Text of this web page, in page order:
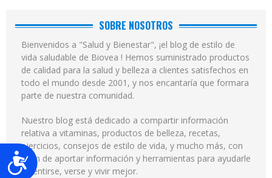
Accesibilidad
SOBRE NOSOTROS
Bienvenidos a "Salud y Bienestar", ¡el blog de estilo de
vida saludable de Biovea ! Hemos suministrado productos
de calidad para la salud y belleza a clientes satisfechos en
todo el mundo desde 2001, y nos encantaría que formara
parte de nuestra comunidad.
Nuestro blog está dedicado a compartir información
relativa a vitaminas, productos de belleza, recetas,
ejercicios, consejos de estilo de vida, y mucho más, con
el fin de aportar información y herramientas para ayudarle
a sentirse, verse y vivir mejor.